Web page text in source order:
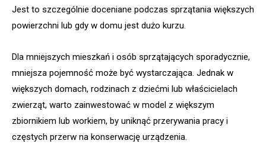
Jest to szczególnie doceniane podczas sprzątania większych
powierzchni lub gdy w domu jest dużo kurzu.
Dla mniejszych mieszkań i osób sprzątających sporadycznie,
mniejsza pojemność może być wystarczająca. Jednak w
większych domach, rodzinach z dziećmi lub właścicielach
zwierząt, warto zainwestować w model z większym
zbiornikiem lub workiem, by uniknąć przerywania pracy i
częstych przerw na konserwację urządzenia.